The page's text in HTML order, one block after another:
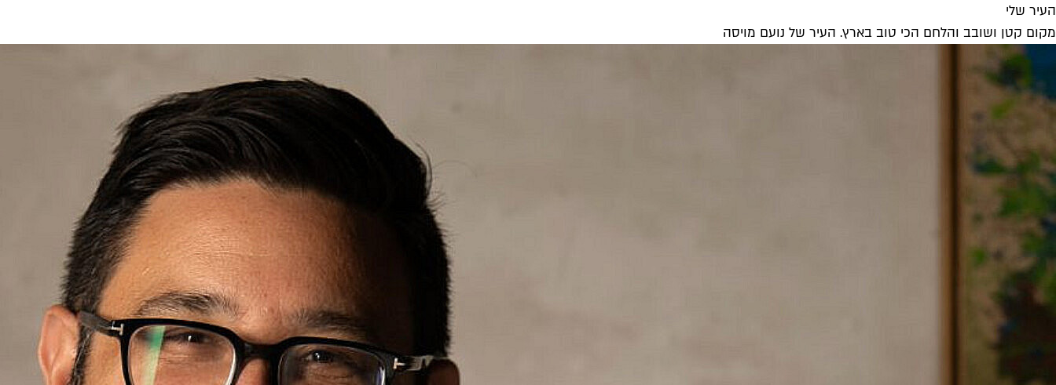
העיר שלי
מקום קטן ושובב והלחם הכי טוב בארץ. העיר של נועם מויסה